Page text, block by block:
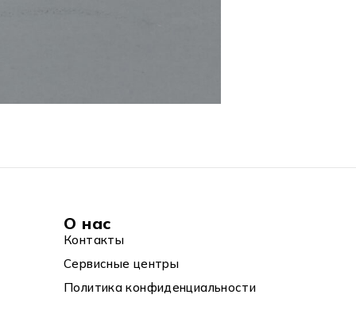
О нас
Контакты
Сервисные центры
Политика конфиденциальности